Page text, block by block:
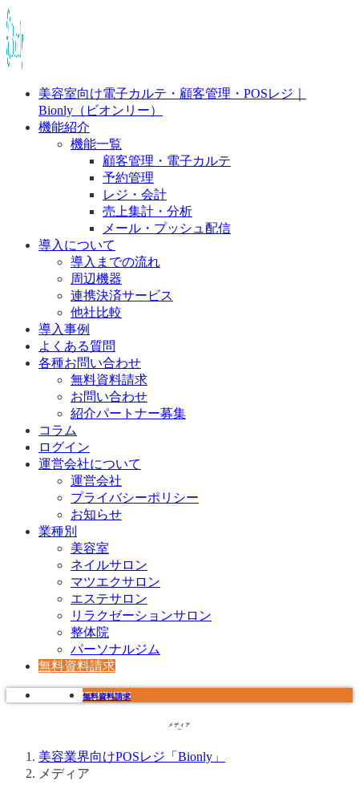
美容室向け電子カルテ・顧客管理・POSレジ｜
Bionly（ビオンリー）
機能紹介
機能一覧
顧客管理・電子カルテ
予約管理
レジ・会計
売上集計・分析
メール・プッシュ配信
導入について
導入までの流れ
周辺機器
連携決済サービス
他社比較
導入事例
よくある質問
各種お問い合わせ
無料資料請求
お問い合わせ
紹介パートナー募集
コラム
ログイン
運営会社について
運営会社
プライバシーポリシー
お知らせ
業種別
美容室
ネイルサロン
マツエクサロン
エステサロン
リラクゼーションサロン
整体院
パーソナルジム
無料資料請求
無料資料請求
メディア
メディア